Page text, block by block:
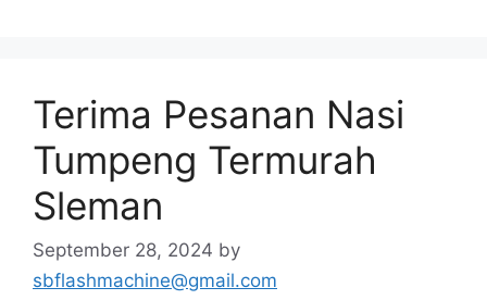
Terima Pesanan Nasi
Tumpeng Termurah
Sleman
September 28, 2024 by
sbflashmachine@gmail.com